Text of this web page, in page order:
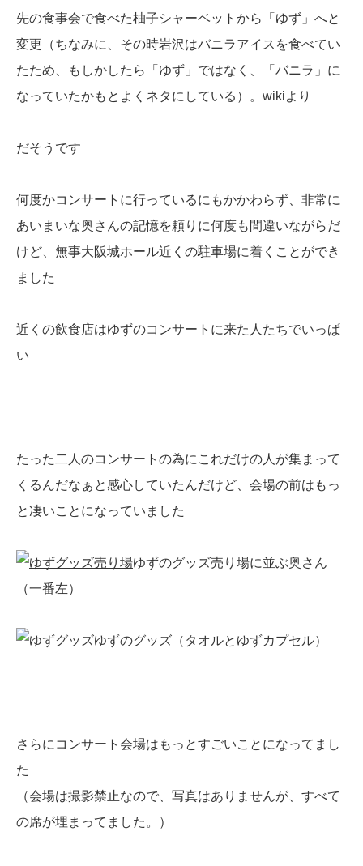
先の食事会で食べた柚子シャーベットから「ゆず」へと
変更（ちなみに、その時岩沢はバニラアイスを食べてい
たため、もしかしたら「ゆず」ではなく、「バニラ」に
なっていたかもとよくネタにしている）。wikiより
だそうです
何度かコンサートに行っているにもかかわらず、非常に
あいまいな奥さんの記憶を頼りに何度も間違いながらだ
けど、無事大阪城ホール近くの駐車場に着くことができ
ました
近くの飲食店はゆずのコンサートに来た人たちでいっぱ
い
たった二人のコンサートの為にこれだけの人が集まって
くるんだなぁと感心していたんだけど、会場の前はもっ
と凄いことになっていました
ゆずのグッズ売り場に並ぶ奥さん
（一番左）
ゆずのグッズ（タオルとゆずカプセル）
さらにコンサート会場はもっとすごいことになってまし
た
（会場は撮影禁止なので、写真はありませんが、すべて
の席が埋まってました。）